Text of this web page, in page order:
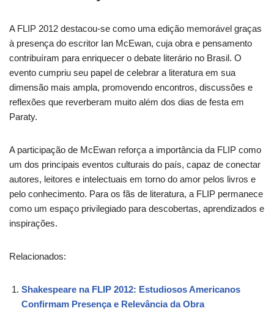
A FLIP 2012 destacou-se como uma edição memorável graças
à presença do escritor Ian McEwan, cuja obra e pensamento
contribuíram para enriquecer o debate literário no Brasil. O
evento cumpriu seu papel de celebrar a literatura em sua
dimensão mais ampla, promovendo encontros, discussões e
reflexões que reverberam muito além dos dias de festa em
Paraty.
A participação de McEwan reforça a importância da FLIP como
um dos principais eventos culturais do país, capaz de conectar
autores, leitores e intelectuais em torno do amor pelos livros e
pelo conhecimento. Para os fãs de literatura, a FLIP permanece
como um espaço privilegiado para descobertas, aprendizados e
inspirações.
Relacionados:
Shakespeare na FLIP 2012: Estudiosos Americanos
Confirmam Presença e Relevância da Obra